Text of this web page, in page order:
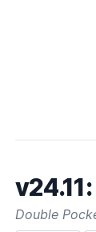
Double